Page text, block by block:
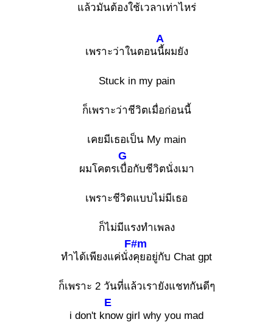
แล้วมันต้องใช้เวลาเท่าไหร่
เพราะว่าในตอน
A
นี้ผมยัง
Stuck in my pain
ก็เพราะว่าชีวิตเมื่อก่อนนี้
เคยมีเธอเป็น My main
ผมโคตรเ
G
บื่อกับชีวิตนั่งเมา
เพราะชีวิตแบบไม่มีเธอ
ก็ไม่มีแรงทำเพลง
ทำได้เพียงแค่นั่ง
F#m
คุยอยู่กับ Chat gpt
ก็เพราะ 2 วันที่แล้วเรายังแชทกันดีๆ
i don't k
E
now girl why you mad